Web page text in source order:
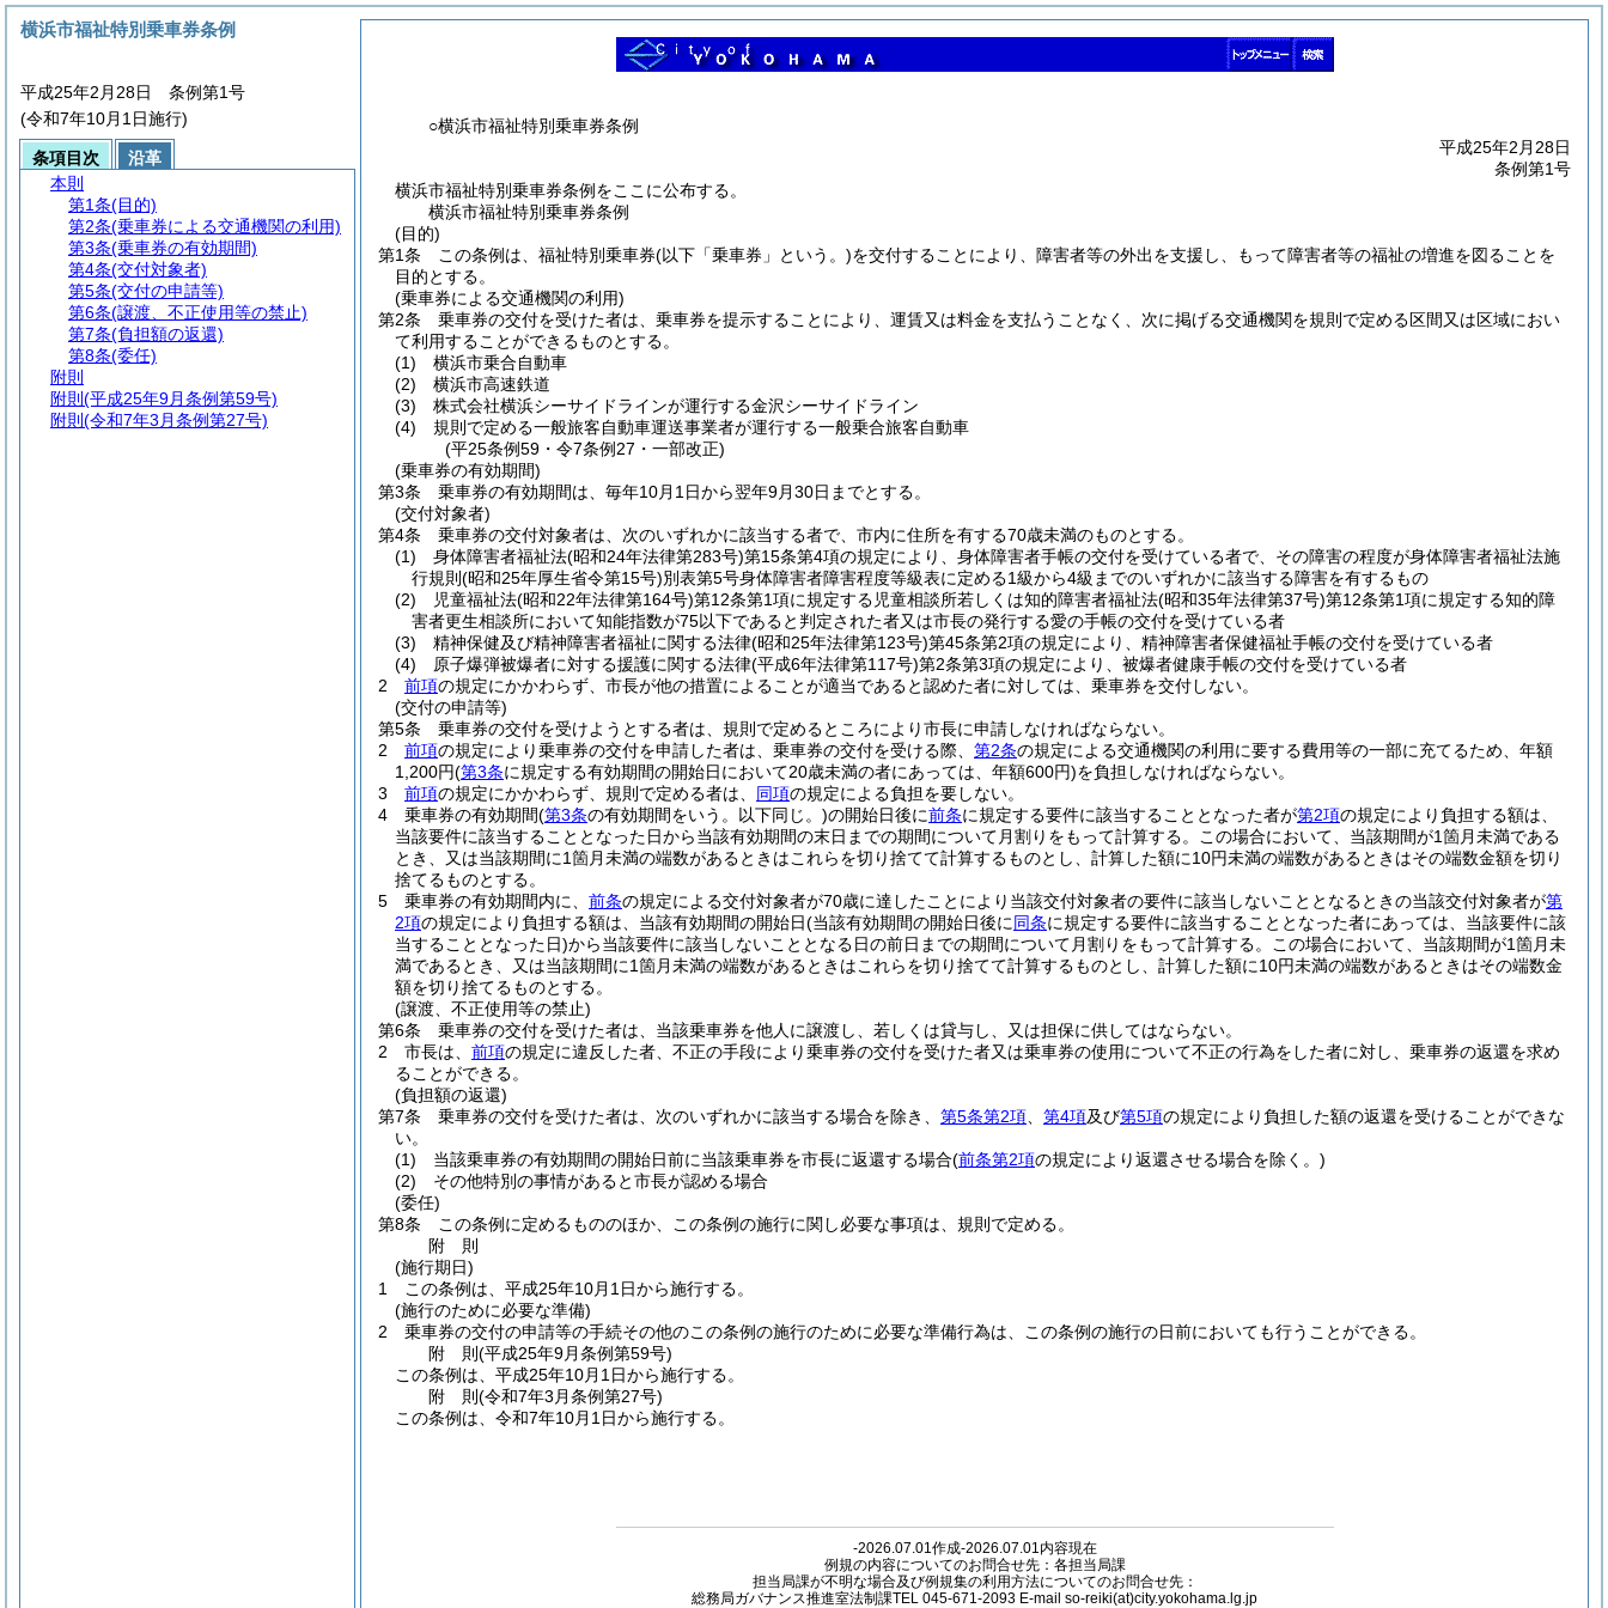
○横浜市福祉特別乗車券条例
平成25年2月28日
条例第1号
横浜市福祉特別乗車券条例をここに公布する。
横浜市福祉特別乗車券条例
(目的)
第1条
この条例は、福祉特別乗車券(以下「乗車券」という。)を交付することにより、障害者等の外出を支援し、もって障害者等の福祉の増進を図ることを
目的とする。
(乗車券による交通機関の利用)
第2条
乗車券の交付を受けた者は、乗車券を提示することにより、運賃又は料金を支払うことなく、次に掲げる交通機関を規則で定める区間又は区域におい
て利用することができるものとする。
(1)
横浜市乗合自動車
(2)
横浜市高速鉄道
(3)
株式会社横浜シーサイドラインが運行する金沢シーサイドライン
(4)
規則で定める一般旅客自動車運送事業者が運行する一般乗合旅客自動車
(平25条例59・令7条例27・一部改正)
(乗車券の有効期間)
第3条
乗車券の有効期間は、毎年10月1日から翌年9月30日までとする。
(交付対象者)
第4条
乗車券の交付対象者は、次のいずれかに該当する者で、市内に住所を有する70歳未満のものとする。
(1)
身体障害者福祉法(昭和24年法律第283号)第15条第4項の規定により、身体障害者手帳の交付を受けている者で、その障害の程度が身体障害者福祉法施
行規則 (昭和25年厚生省令第15号)別表第5号身体障害者障害程度等級表に定める1級から4級までのいずれかに該当する障害を有するもの
(2)
児童福祉法(昭和22年法律第164号)第12条第1項に規定する児童相談所若しくは知的障害者福祉法(昭和35年法律第37号)第12条第1項に規定する知的障
害者更生相談所において知能指数が75以下であると判定された者又は市長の発行する愛の手帳の交付を受けている者
(3)
精神保健及び精神障害者福祉に関する法律(昭和25年法律第123号)第45条第2項の規定により、精神障害者保健福祉手帳の交付を受けている者
(4)
原子爆弾被爆者に対する援護に関する法律(平成6年法律第117号)第2条第3項の規定により、被爆者健康手帳の交付を受けている者
2
前項の規定にかかわらず、市長が他の措置によることが適当であると認めた者に対しては、乗車券を交付しない。
(交付の申請等)
第5条
乗車券の交付を受けようとする者は、規則で定めるところにより市長に申請しなければならない。
2
前項の規定により乗車券の交付を申請した者は、乗車券の交付を受ける際、 第2条の規定による交通機関の利用に要する費用等の一部に充てるため、年額
1,200円(第3条に規定する有効期間の開始日において20歳未満の者にあっては、年額600円)を負担しなければならない。
3
前項の規定にかかわらず、規則で定める者は、 同項の規定による負担を要しない。
4
乗車券の有効期間(第3条の有効期間をいう。以下同じ。)の開始日後に前条に規定する要件に該当することとなった者が第2項の規定により負担する額は、
当該要件に該当することとなった日から当該有効期間の末日までの期間について月割りをもって計算する。
この場合において、当該期間が1箇月未満である
とき、又は当該期間に1箇月未満の端数があるときはこれらを切り捨てて計算するものとし、計算した額に10円未満の端数があるときはその端数金額を切り
捨てるものとする。
5
乗車券の有効期間内に、 前条の規定による交付対象者が70歳に達したことにより当該交付対象者の要件に該当しないこととなるときの当該交付対象者が第
2項の規定により負担する額は、当該有効期間の開始日(当該有効期間の開始日後に同条に規定する要件に該当することとなった者にあっては、当該要件に該
当することとなった日)から当該要件に該当しないこととなる日の前日までの期間について月割りをもって計算する。
この場合において、当該期間が1箇月未
満であるとき、又は当該期間に1箇月未満の端数があるときはこれらを切り捨てて計算するものとし、計算した額に10円未満の端数があるときはその端数金
額を切り捨てるものとする。
(譲渡、不正使用等の禁止)
第6条
乗車券の交付を受けた者は、当該乗車券を他人に譲渡し、若しくは貸与し、又は担保に供してはならない。
2
市長は、 前項の規定に違反した者、不正の手段により乗車券の交付を受けた者又は乗車券の使用について不正の行為をした者に対し、乗車券の返還を求め
ることができる。
(負担額の返還)
第7条
乗車券の交付を受けた者は、次のいずれかに該当する場合を除き、 第5条第2項 第4項及び第5項の規定により負担した額の返還を受けることができな
い。
(1)
当該乗車券の有効期間の開始日前に当該乗車券を市長に返還する場合(前条第2項の規定により返還させる場合を除く。)
(2)
その他特別の事情があると市長が認める場合
(委任)
第8条
この条例に定めるもののほか、この条例の施行に関し必要な事項は、規則で定める。
附 則
(施行期日)
1
この条例は、平成25年10月1日から施行する。
(施行のために必要な準備)
2
乗車券の交付の申請等の手続その他のこの条例の施行のために必要な準備行為は、この条例の施行の日前においても行うことができる。
附 則(平成25年9月条例第59号)
この条例は、平成25年10月1日から施行する。
附 則(令和7年3月条例第27号)
この条例は、令和7年10月1日から施行する。
-2026.07.01作成-2026.07.01内容現在
例規の内容についてのお問合せ先：各担当局課
担当局課が不明な場合及び例規集の利用方法についてのお問合せ先：
総務局ガバナンス推進室法制課TEL 045-671-2093 E-mail so-reiki(at)city.yokohama.lg.jp
横浜市福祉特別乗車券条例
平成25年2月28日 条例第1号
(令和7年10月1日施行)
条項目次
沿革
本則
第1条(目的)
第2条(乗車券による交通機関の利用)
第3条(乗車券の有効期間)
第4条(交付対象者)
第5条(交付の申請等)
第6条(譲渡、不正使用等の禁止)
第7条(負担額の返還)
第8条(委任)
附則
附則 (平成25年9月条例第59号)
附則 (令和7年3月条例第27号)